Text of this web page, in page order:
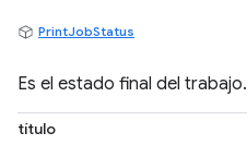
PrintJobStatus
Es el estado final del trabajo.
título